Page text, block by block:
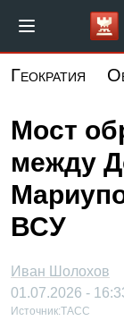
основному
Геократия
Мост
между
ВСУ
Иван Шолохов
01.07.2026 -
Источник:ТАСС